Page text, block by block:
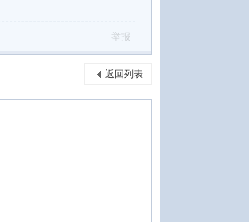
举报
返回列表